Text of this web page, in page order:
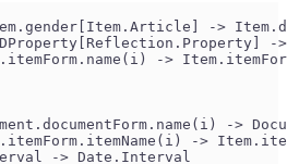
->
->
->
->
-> Date.Interval